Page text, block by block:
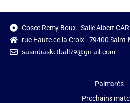
Cosec Remy Boux - Salle Albert
rue Haute de la Croix - 79400
sasmbasketball79@gmail.com
Palmarès
Prochains